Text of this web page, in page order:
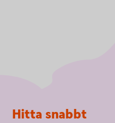
Sidfot
Hitta snabbt